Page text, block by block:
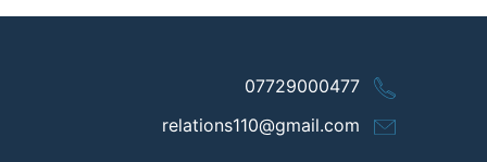
relations110@gmail.com